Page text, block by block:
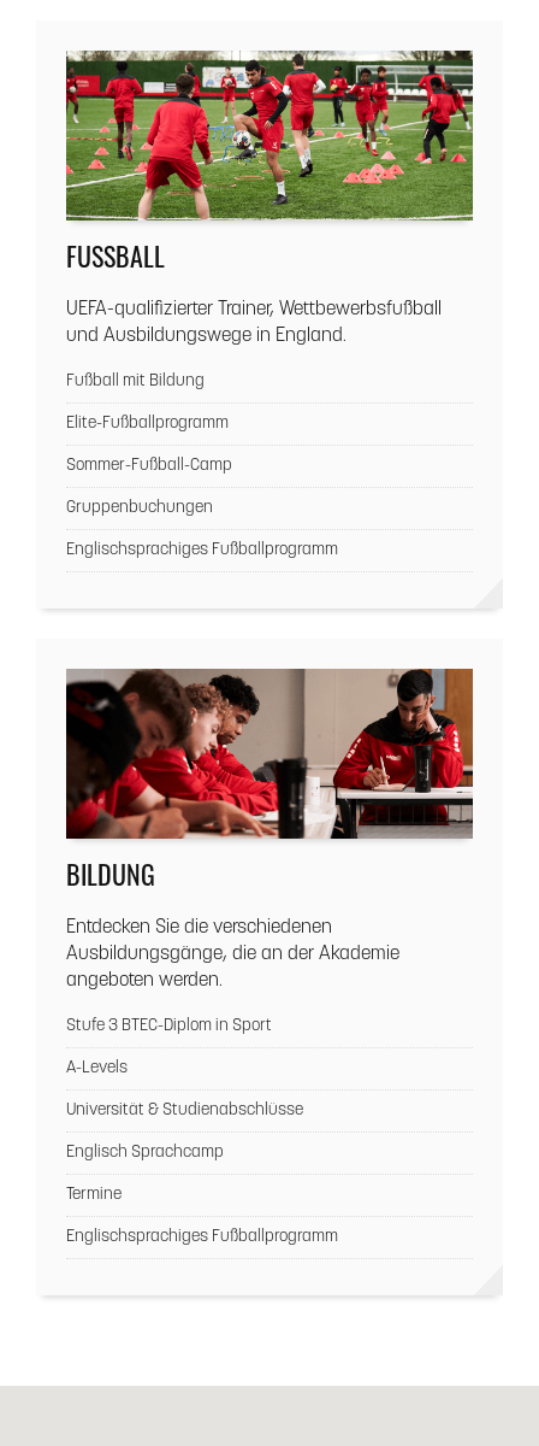
FUSSBALL
UEFA-qualifizierter Trainer, Wettbewerbsfußball
und Ausbildungswege in England.
Fußball mit Bildung
Elite-Fußballprogramm
Sommer-Fußball-Camp
Gruppenbuchungen
Englischsprachiges Fußballprogramm
BILDUNG
Entdecken Sie die verschiedenen
Ausbildungsgänge, die an der Akademie
angeboten werden.
Stufe 3 BTEC-Diplom in Sport
A-Levels
Universität & Studienabschlüsse
Englisch Sprachcamp
Termine
Englischsprachiges Fußballprogramm